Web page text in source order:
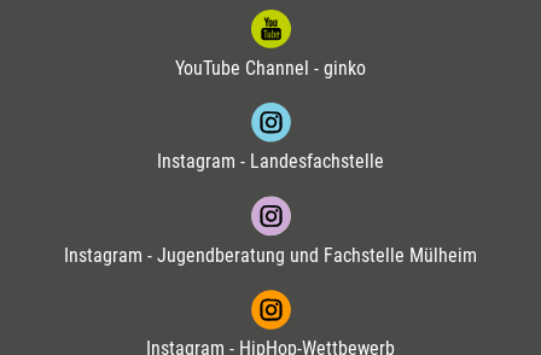
YouTube Channel - ginko
Instagram - Landesfachstelle
Instagram - Jugendberatung und Fachstelle Mülheim
Instagram - HipHop-Wettbewerb